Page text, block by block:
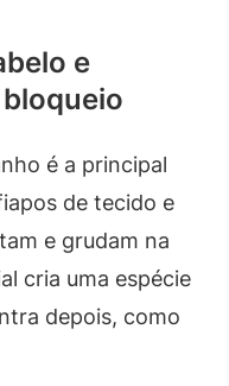
e
é a principal
de tecido e
e grudam na
cria uma espécie
depois, como